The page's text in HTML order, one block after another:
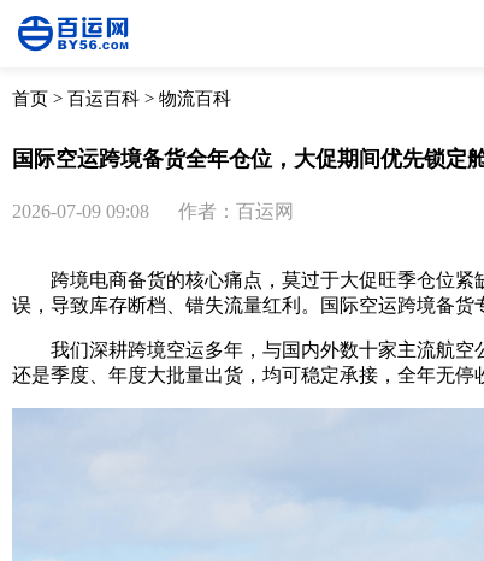
首页 > 百运百科 > 物流百科
国际空运跨境备货全年仓位，大促期间优先锁定
2026-07-09 09:08 作者：百运网
跨境电商备货的核心痛点，莫过于大促旺季仓位紧
误，导致库存断档、错失流量红利。国际空运跨境备
我们深耕跨境空运多年，与国内外数十家主流航空
还是季度、年度大批量出货，均可稳定承接，全年无